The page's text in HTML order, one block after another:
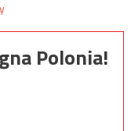
Polonia!